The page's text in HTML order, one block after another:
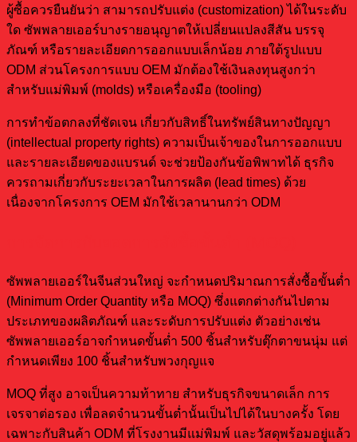
ผู้ซื้อควรยืนยันว่า สามารถปรับแต่ง (customization) ได้ในระดับ
ใด ซัพพลายเออร์บางรายอนุญาตให้เปลี่ยนแปลงสีสัน บรรจุ
ภัณฑ์ หรือรายละเอียดการออกแบบเล็กน้อย ภายใต้รูปแบบ
ODM ส่วนโครงการแบบ OEM มักต้องใช้เงินลงทุนสูงกว่า
สำหรับแม่พิมพ์ (molds) หรือเครื่องมือ (tooling)
การทำข้อตกลงที่ชัดเจน เกี่ยวกับสิทธิ์ในทรัพย์สินทางปัญญา
(intellectual property rights) ความเป็นเจ้าของในการออกแบบ
และรายละเอียดของแบรนด์ จะช่วยป้องกันข้อพิพาทได้ ธุรกิจ
ควรถามเกี่ยวกับระยะเวลาในการผลิต (lead times) ด้วย
เนื่องจากโครงการ OEM มักใช้เวลานานกว่า ODM
ซัพพลายเออร์ในจีนส่วนใหญ่ จะกำหนดปริมาณการสั่งซื้อขั้นต่ำ
(Minimum Order Quantity หรือ MOQ) ซึ่งแตกต่างกันไปตาม
ประเภทของผลิตภัณฑ์ และระดับการปรับแต่ง ตัวอย่างเช่น
ซัพพลายเออร์อาจกำหนดขั้นต่ำ 500 ชิ้นสำหรับตุ๊กตาขนนุ่ม แต่
กำหนดเพียง 100 ชิ้นสำหรับพวงกุญแจ
MOQ ที่สูง อาจเป็นความท้าทาย สำหรับธุรกิจขนาดเล็ก การ
เจรจาต่อรอง เพื่อลดจำนวนขั้นต่ำนั้นเป็นไปได้ในบางครั้ง โดย
เฉพาะกับสินค้า ODM ที่โรงงานมีแม่พิมพ์ และวัสดุพร้อมอยู่แล้ว